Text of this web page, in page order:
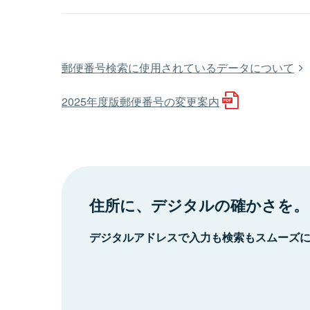
郵便番号検索に使用されているデータについて
2025年度版郵便番号の変更案内
住所に、デジタルの確かさを。
デジタルアドレスで入力も検索もスムーズ